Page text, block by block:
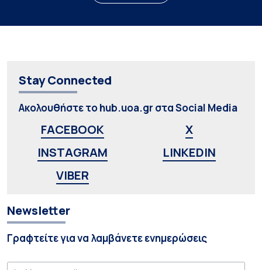
Stay Connected
Ακολουθήστε το hub.uoa.gr στα Social Media
FACEBOOK
X
INSTAGRAM
LINKEDIN
VIBER
Newsletter
Γραφτείτε για να λαμβάνετε ενημερώσεις